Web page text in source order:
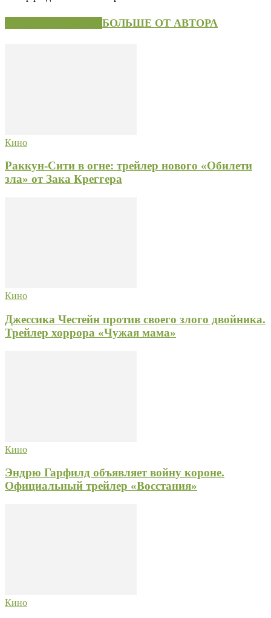
БОЛЬШЕ ОТ АВТОРА
Кино
Раккун-Сити в огне: трейлер нового «Обилети
зла» от Зака Креггера
Кино
Джессика Честейн против своего злого двойника.
Трейлер хоррора «Чужая мама»
Кино
Эндрю Гарфилд объявляет войну короне.
Официальный трейлер «Восстания»
Кино